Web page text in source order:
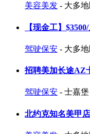
美容美发 - 大多
【现金工】
驾驶保安 - 大多
招聘美加长途AZ
驾驶保安 - 士嘉堡
北约克知名美甲